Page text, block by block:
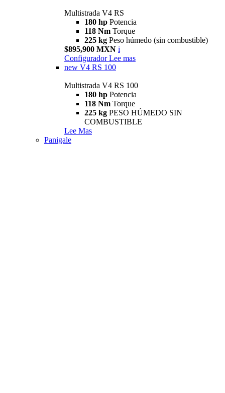
Multistrada V4 RS
180 hp Potencia
118 Nm Torque
225 kg Peso húmedo (sin combustible)
$895,900 MXN i
Configurador Lee mas
new V4 RS 100
Multistrada V4 RS 100
180 hp Potencia
118 Nm Torque
225 kg PESO HÚMEDO SIN
COMBUSTIBLE
Lee Mas
Panigale